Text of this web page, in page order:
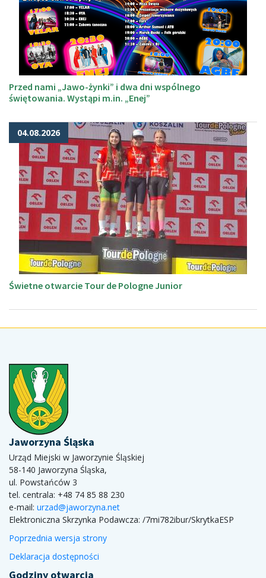
Przed nami „Jawo-żynki” i dwa dni wspólnego
świętowania. Wystąpi m.in. „Enej”
04.08.2026
Świetne otwarcie Tour de Pologne Junior
Jaworzyna Śląska
Urząd Miejski w Jaworzynie Śląskiej
58-140 Jaworzyna Śląska,
ul. Powstańców 3
tel. centrala: +48 74 85 88 230
e-mail: urzad@jaworzyna.net
Elektroniczna Skrzynka Podawcza: /7mi782ibur/SkrytkaESP
Poprzednia wersja strony
Deklaracja dostępności
Godziny otwarcia